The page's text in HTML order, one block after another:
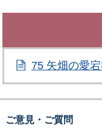
75 矢畑の愛
ご意見・ご質問